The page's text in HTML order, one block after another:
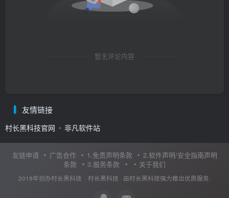
暂无评论内容
友情链接
村长黑科技官网 非凡软件站
友链申请 广告合作 1.免责声明条款
2.软件声明/安全指南声明
条款
3.服务条款 关于我们
2019年创办村长黑科技 · 村长黑科技 · 由村长黑科技强力推出优质服务.